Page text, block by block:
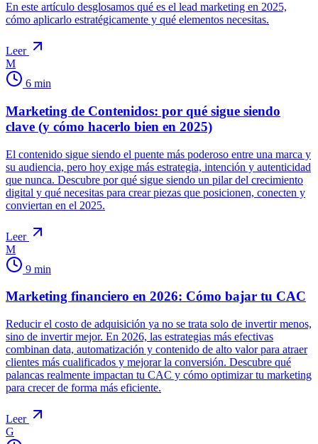
En este artículo desglosamos qué es el lead marketing en 2025,
cómo aplicarlo estratégicamente y qué elementos necesitas.
Leer
M
6 min
Marketing de Contenidos: por qué sigue siendo
clave (y cómo hacerlo bien en 2025)
El contenido sigue siendo el puente más poderoso entre una marca y
su audiencia, pero hoy exige más estrategia, intención y autenticidad
que nunca. Descubre por qué sigue siendo un pilar del crecimiento
digital y qué necesitas para crear piezas que posicionen, conecten y
conviertan en el 2025.
Leer
M
9 min
Marketing financiero en 2026: Cómo bajar tu CAC
Reducir el costo de adquisición ya no se trata solo de invertir menos,
sino de invertir mejor. En 2026, las estrategias más efectivas
combinan data, automatización y contenido de alto valor para atraer
clientes más cualificados y mejorar la conversión. Descubre qué
palancas realmente impactan tu CAC y cómo optimizar tu marketing
para crecer de forma más eficiente.
Leer
G